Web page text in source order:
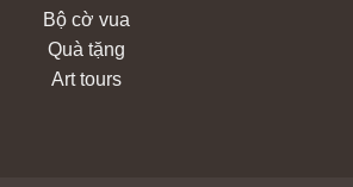
Bộ cờ vua
Quà tặng
Art tours